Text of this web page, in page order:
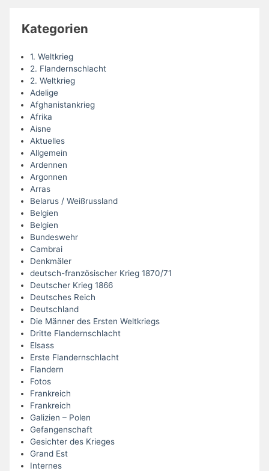
Kategorien
1. Weltkrieg
2. Flandernschlacht
2. Weltkrieg
Adelige
Afghanistankrieg
Afrika
Aisne
Aktuelles
Allgemein
Ardennen
Argonnen
Arras
Belarus / Weißrussland
Belgien
Belgien
Bundeswehr
Cambrai
Denkmäler
deutsch-französischer Krieg 1870/71
Deutscher Krieg 1866
Deutsches Reich
Deutschland
Die Männer des Ersten Weltkriegs
Dritte Flandernschlacht
Elsass
Erste Flandernschlacht
Flandern
Fotos
Frankreich
Frankreich
Galizien – Polen
Gefangenschaft
Gesichter des Krieges
Grand Est
Internes